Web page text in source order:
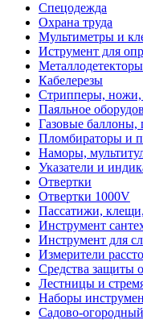
Спецодежда
Охрана труда
Мультиметры и
Иструмент для
Металлодетекторы
Кабелерезы
Стрипперы,
Паяльное
Газовые баллоны,
Пломбираторы и
Наморы,
Указатели и
Отвертки
Отвертки 1000V
Пассатижи,
Инструмент
Инструмент для
Измерители
Средства защиты
Лестницы и
Наборы
Садово-